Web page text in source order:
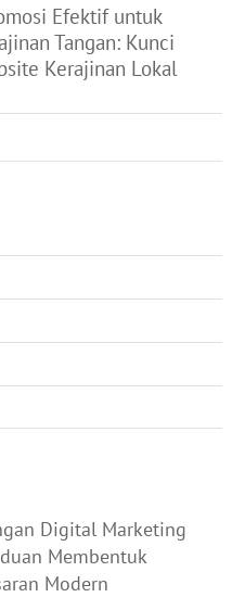
Efektif untuk
Tangan: Kunci
Kerajinan Lokal
Digital Marketing
Membentuk
Modern